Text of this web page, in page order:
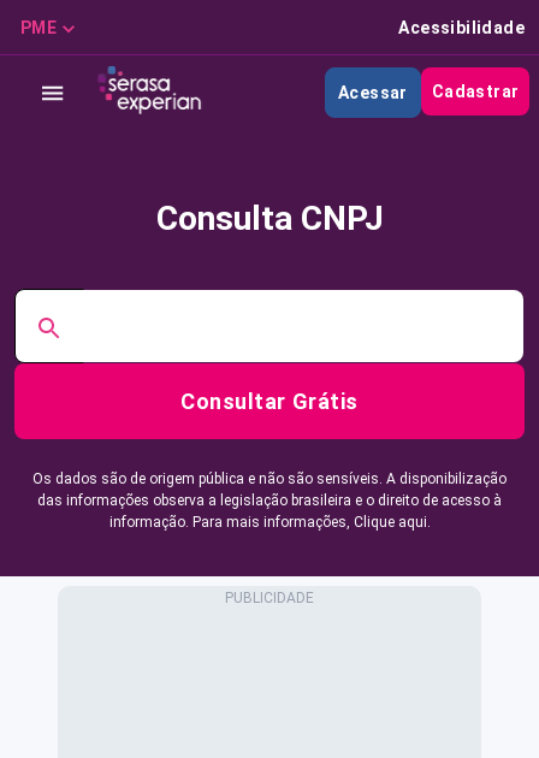
PME Acessibilidade
Acessar Cadastrar
Consulta CNPJ
Consultar Grátis
Os dados são de origem pública e não são sensíveis. A disponibilização
das informações observa a legislação brasileira e o direito de acesso à
informação. Para mais informações, Clique aqui.